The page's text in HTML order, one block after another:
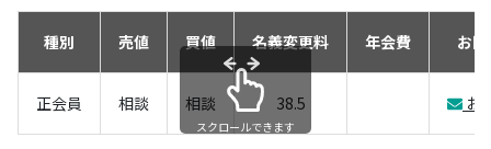
種別 売値 買値 名義変更料 年会費 お
正会員 相談 相談 38.5 お
スクロールできます